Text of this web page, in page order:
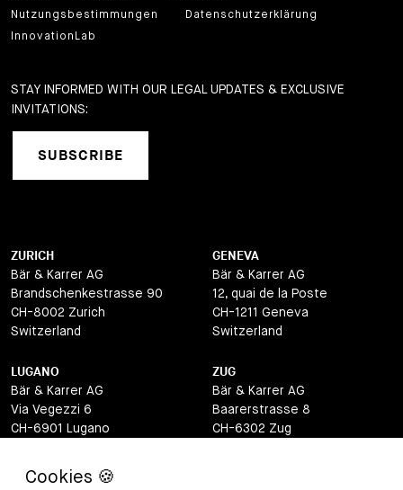
Nutzungsbestimmungen
Datenschutzerklärung
InnovationLab
STAY INFORMED WITH OUR LEGAL UPDATES & EXCLUSIVE
INVITATIONS:
SUBSCRIBE
ZURICH
Bär & Karrer AG
Brandschenkestrasse 90
CH-8002 Zurich
Switzerland
GENEVA
Bär & Karrer AG
12, quai de la Poste
CH-1211 Geneva
Switzerland
LUGANO
Bär & Karrer AG
Via Vegezzi 6
CH-6901 Lugano
ZUG
Bär & Karrer AG
Baarerstrasse 8
CH-6302 Zug